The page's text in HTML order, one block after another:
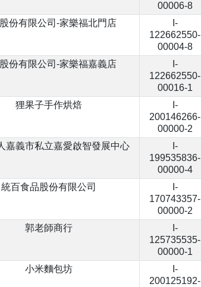
00006-8
份有限公司-家樂福北門店
I-
122662550-
00004-8
份有限公司-家樂福嘉義店
I-
122662550-
00016-1
狸果子手作烘焙
I-
200146266-
00000-2
嘉義市私立嘉愛啟智發展中心
I-
199535836-
00000-4
統百食品股份有限公司
I-
170743357-
00000-2
郭老師商行
I-
125735535-
00000-1
小米麵包坊
I-
200125192-